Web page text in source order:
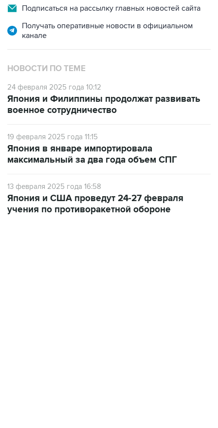
Получать оперативные новости в официальном
НОВОСТИ ПО ТЕМЕ
24 февраля 2025 года 10:12
военное сотрудничество
19 февраля 2025 года 11:15
максимальный за два года объем СПГ
13 февраля 2025 года 16:58
учения по противоракетной обороне